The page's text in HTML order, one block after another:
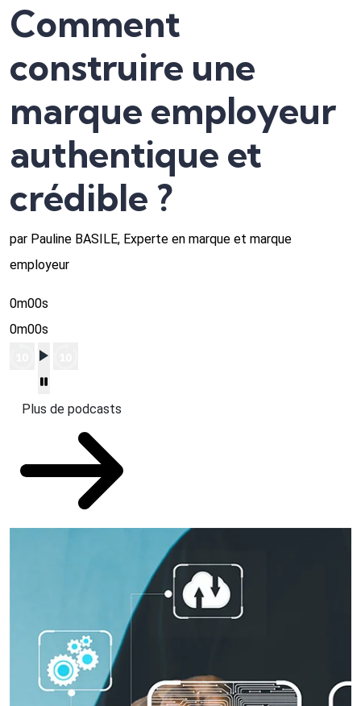
Comment
construire une
marque employeur
authentique et
crédible ?
par Pauline BASILE, Experte en marque et marque
employeur
0m00s
0m00s
Plus de podcasts